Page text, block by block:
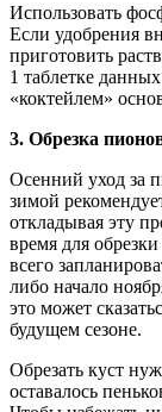
Использовать
Если удобрения
приготовить
1 таблетке
«коктейлем»
3. Обрезка
Осенний уход за
зимой
откладывая эту
время для
всего
либо начало
это может
будущем сезоне.
Обрезать куст
оставалось